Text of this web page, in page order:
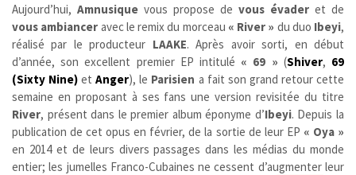
Aujourd’hui, Amnusique vous propose de vous évader et de
vous ambiancer avec le remix du morceau « River » du duo Ibeyi,
réalisé par le producteur LAAKE. Après avoir sorti, en début
d’année, son excellent premier EP intitulé « 69 » (Shiver, 69
(Sixty Nine) etAnger), le Parisien a fait son grand retour cette
semaine en proposant à ses fans une version revisitée du titre
River, présent dans le premier album éponyme d’Ibeyi. Depuis la
publication de cet opus en février, de la sortie de leur EP « Oya »
en 2014 et de leurs divers passages dans les médias du monde
entier; les jumelles Franco-Cubaines ne cessent d’augmenter leur